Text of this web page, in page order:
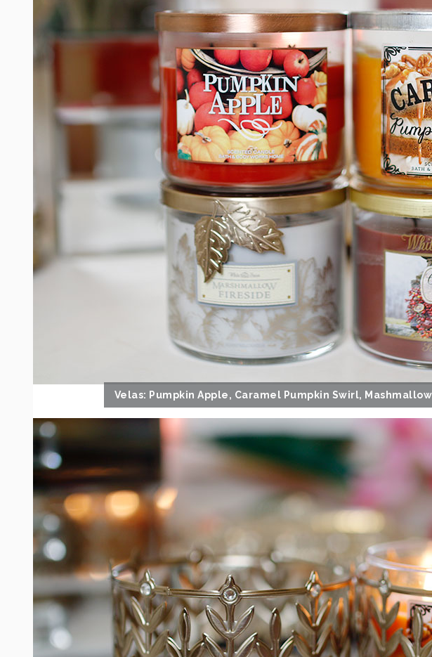
Velas: Pumpkin Apple, Caramel Pumpkin Swirl,